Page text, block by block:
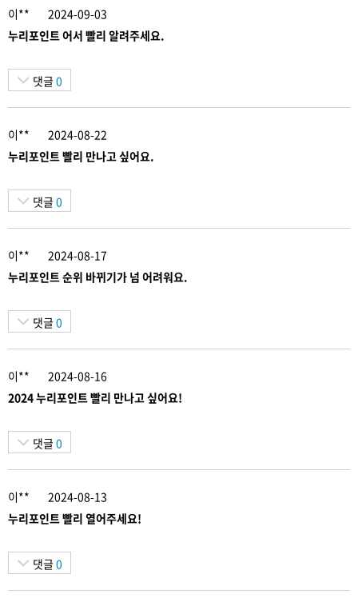
이**
2024-09-03
누리포인트 어서 빨리 알려주세요.
댓글 0
이**
2024-08-22
누리포인트 빨리 만나고 싶어요.
댓글 0
이**
2024-08-17
누리포인트 순위 바뀌기가 넘 어려워요.
댓글 0
이**
2024-08-16
2024 누리포인트 빨리 만나고 싶어요!
댓글 0
이**
2024-08-13
누리포인트 빨리 열어주세요!
댓글 0